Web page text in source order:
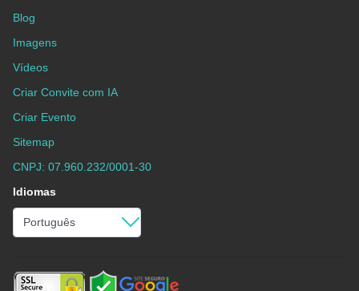
Blog
Imagens
Vídeos
Criar Convite com IA
Criar Evento
Sitemap
CNPJ: 07.960.232/0001-30
Idiomas